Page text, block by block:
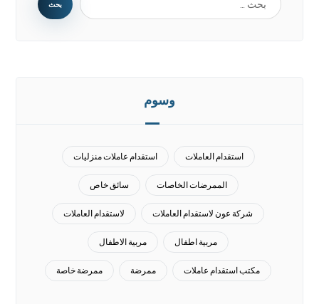
وسوم
استقدام العاملات استقدام عاملات منزليات
الممرضات الخاصات سائق خاص
شركة عون لاستقدام العاملات لاستقدام العاملات
مربية اطفال مربية الاطفال
مكتب استقدام عاملات ممرضة ممرضة خاصة